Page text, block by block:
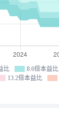
比 8.6倍本益比
13.2倍本益比